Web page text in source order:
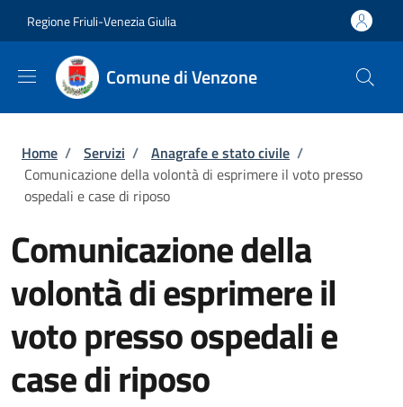
Regione Friuli-Venezia Giulia
Comune di Venzone
Briciole di pane
Home / Servizi / Anagrafe e stato civile /
Comunicazione della volontà di esprimere il voto presso
ospedali e case di riposo
Comunicazione della
volontà di esprimere il
voto presso ospedali e
case di riposo